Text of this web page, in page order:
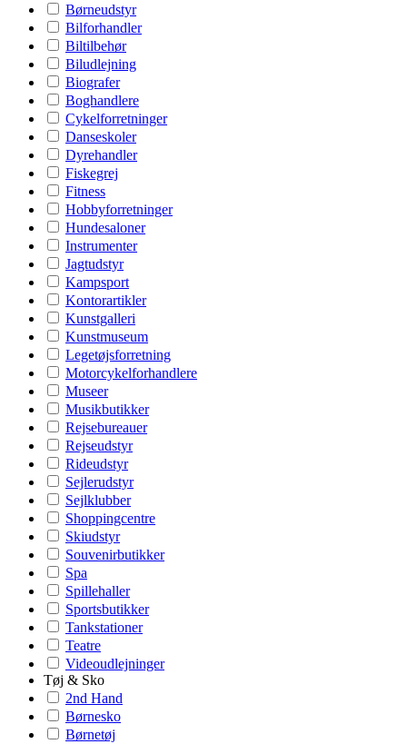
Børneudstyr
Bilforhandler
Biltilbehør
Biludlejning
Biografer
Boghandlere
Cykelforretninger
Danseskoler
Dyrehandler
Fiskegrej
Fitness
Hobbyforretninger
Hundesaloner
Instrumenter
Jagtudstyr
Kampsport
Kontorartikler
Kunstgalleri
Kunstmuseum
Legetøjsforretning
Motorcykelforhandlere
Museer
Musikbutikker
Rejsebureauer
Rejseudstyr
Rideudstyr
Sejlerudstyr
Sejlklubber
Shoppingcentre
Skiudstyr
Souvenirbutikker
Spa
Spillehaller
Sportsbutikker
Tankstationer
Teatre
Videoudlejninger
Tøj & Sko
2nd Hand
Børnesko
Børnetøj